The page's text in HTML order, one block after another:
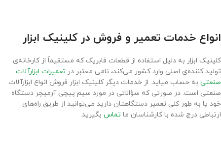
انواع خدمات تعمیر و فروش در کلینیک ابزار
کلینیک ابزار به دلیل استفاده از قطعات فابریک که مستقیماً از کارخانه‌ی
تولید کننده‌ی اصلی وارد کشور می‌کند، نامی معتبر در تعمیرات ابزارآلات
صنعتی به حساب میاید. از خدمات دیگر کلینیک ابزار فروش انواع ابزارآلات
صنعتی است. در صورتی که سؤالاتی در مورد سیم پیچی آرمیچر دستگاه
خود یا به طور کلی تعمیر دستگاهتان دارید می‌توانید از طریق راه‌های
ارتباطی درج شده با کارشناسان ما تماس بگیرید.